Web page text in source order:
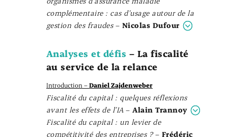
complémentaire : cas d’usage autour de la
gestion des fraudes– Nicolas Dufour
Analyses et défis – La fiscalité
au service de la relance
Introduction –Daniel Zajdenweber
Fiscalité du capital : quelques réflexions
avant les effets de l’IA–Alain Trannoy
Fiscalité du capital : un levier de
compétitivité des entreprises ?– Frédéric